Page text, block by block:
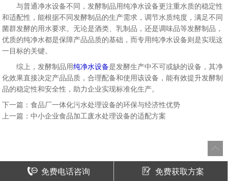
与普通净水设备不同，发酵制品用纯净水设备更注重水质的稳定性
和适配性，能根据不同发酵制品的生产需求，调节水质纯度，满足不同
菌群发酵的用水要求。无论是酒类、乳制品，还是调味品等发酵制品，
优质的纯净水都是保障产品品质的基础，而专用纯净水设备则是实现这
一目标的关键。
综上，发酵制品用纯净水设备是发酵生产中不可或缺的设备，其净
化效果直接决定产品品质，合理配备和使用该设备，能有效提升发酵制
品的稳定性和安全性，助力企业实现标准化生产。
下一篇：食品厂一体化污水处理设备的环保与经济性优势
上一篇：中小企业食品加工废水处理设备的适配方案
免费电话咨询 免费获取方案